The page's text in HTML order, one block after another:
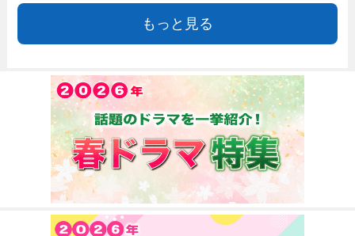
もっと見る